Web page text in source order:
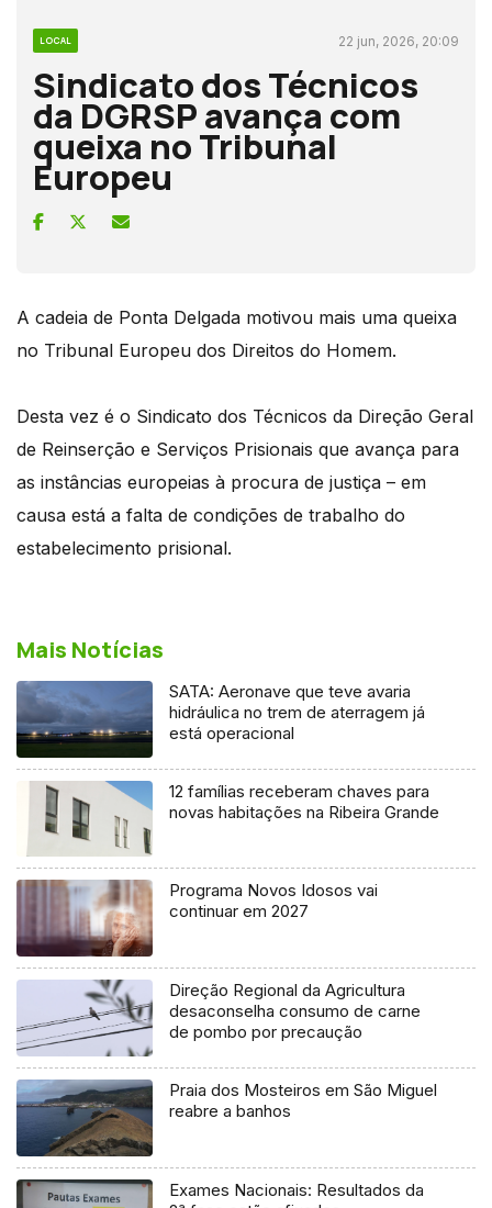
LOCAL 22 jun, 2026, 20:09
Sindicato dos Técnicos
da DGRSP avança com
queixa no Tribunal
Europeu
A cadeia de Ponta Delgada motivou mais uma queixa
no Tribunal Europeu dos Direitos do Homem.
Desta vez é o Sindicato dos Técnicos da Direção Geral
de Reinserção e Serviços Prisionais que avança para
as instâncias europeias à procura de justiça – em
causa está a falta de condições de trabalho do
estabelecimento prisional.
Mais Notícias
SATA: Aeronave que teve avaria
hidráulica no trem de aterragem já
está operacional
12 famílias receberam chaves para
novas habitações na Ribeira Grande
Programa Novos Idosos vai
continuar em 2027
Direção Regional da Agricultura
desaconselha consumo de carne
de pombo por precaução
Praia dos Mosteiros em São Miguel
reabre a banhos
Exames Nacionais: Resultados da